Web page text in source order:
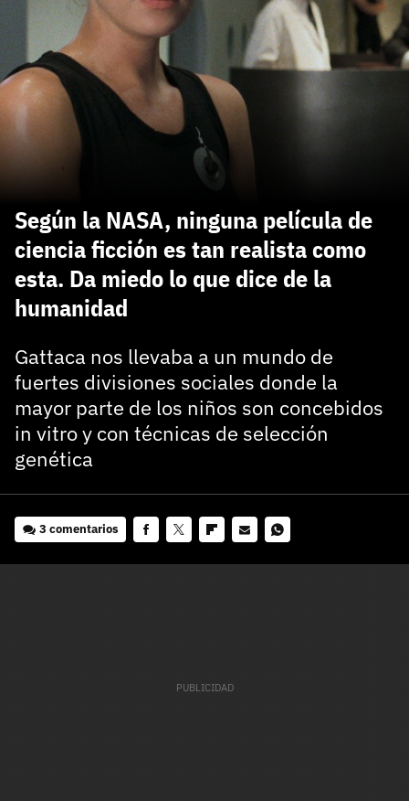
Según la NASA, ninguna película de
ciencia ficción es tan realista como
esta. Da miedo lo que dice de la
humanidad
Gattaca nos llevaba a un mundo de
fuertes divisiones sociales donde la
mayor parte de los niños son concebidos
in vitro y con técnicas de selección
genética
3 comentarios
¿Todavía no tienes cuenta?
Regístrate gratis
El inicio de sesión con Facebook ya no está
Recupera tu acceso con Facebook
carácter inicial), pero no mayúsculas, espacios, tildes
o caracteres especiales.
He leído y acepto la politica de privacidad y
de participación
Registrarse en 3DJuegos
Entra con Google
¿Ya tienes cuenta?
Entra en 3DJuegos